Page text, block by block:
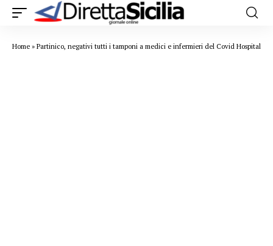
Home » Partinico, negativi tutti i tamponi a medici e infermieri del Covid Hospital